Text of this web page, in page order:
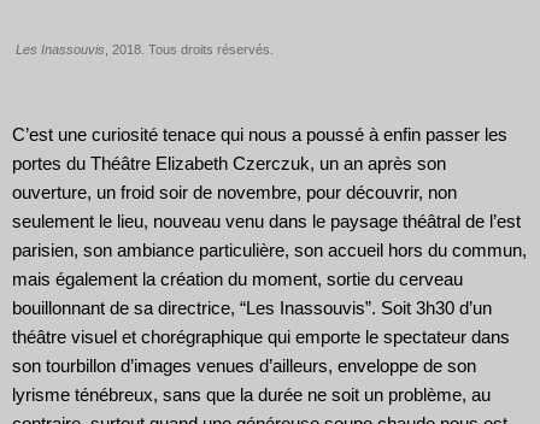
Les Inassouvis , 2018. Tous droits réservés.
C’est une curiosité tenace qui nous a poussé à enfin passer les
portes du Théâtre Elizabeth Czerczuk, un an après son
ouverture, un froid soir de novembre, pour découvrir, non
seulement le lieu, nouveau venu dans le paysage théâtral de l’est
parisien, son ambiance particulière, son accueil hors du commun,
mais également la création du moment, sortie du cerveau
bouillonnant de sa directrice, “Les Inassouvis”. Soit 3h30 d’un
théâtre visuel et chorégraphique qui emporte le spectateur dans
son tourbillon d’images venues d’ailleurs, enveloppe de son
lyrisme ténébreux, sans que la durée ne soit un problème, au